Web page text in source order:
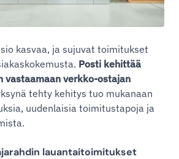
kasvaa, ja sujuvat toimitukset
Posti kehittää
vastaamaan verkko-ostajan
tehty kehitys tuo mukanaan
uudenlaisia toimitustapoja ja
lauantaitoimitukset